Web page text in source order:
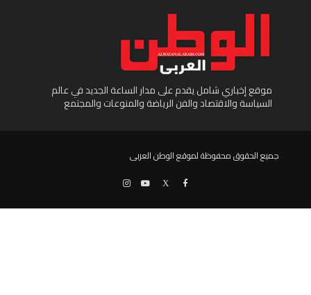
موقع إخباري شامل يقدم على مدار الساعة الجديد في عالم
السياسة والاقتصاد والفن الرياضة والمنوعات والمجتمع
جميع الحقوق محفوظة لموقع الوطن العربى